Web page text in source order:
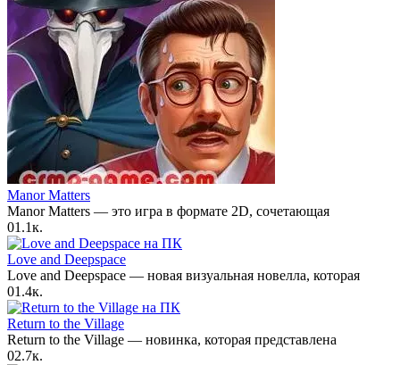
Manor Matters
Manor Matters — это игра в формате 2D, сочетающая
01.1к.
Love and Deepspace
Love and Deepspace — новая визуальная новелла, которая
01.4к.
Return to the Village
Return to the Village — новинка, которая представлена
02.7к.